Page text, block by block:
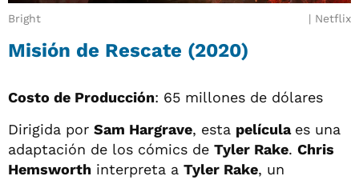
Bright Netflix
Misión de Rescate (2020)
Costo de Producción: 65 millones de dólares
Dirigida por Sam Hargrave, esta película es una
adaptación de los cómics de Tyler Rake. Chris
Hemsworth interpreta a Tyler Rake, un